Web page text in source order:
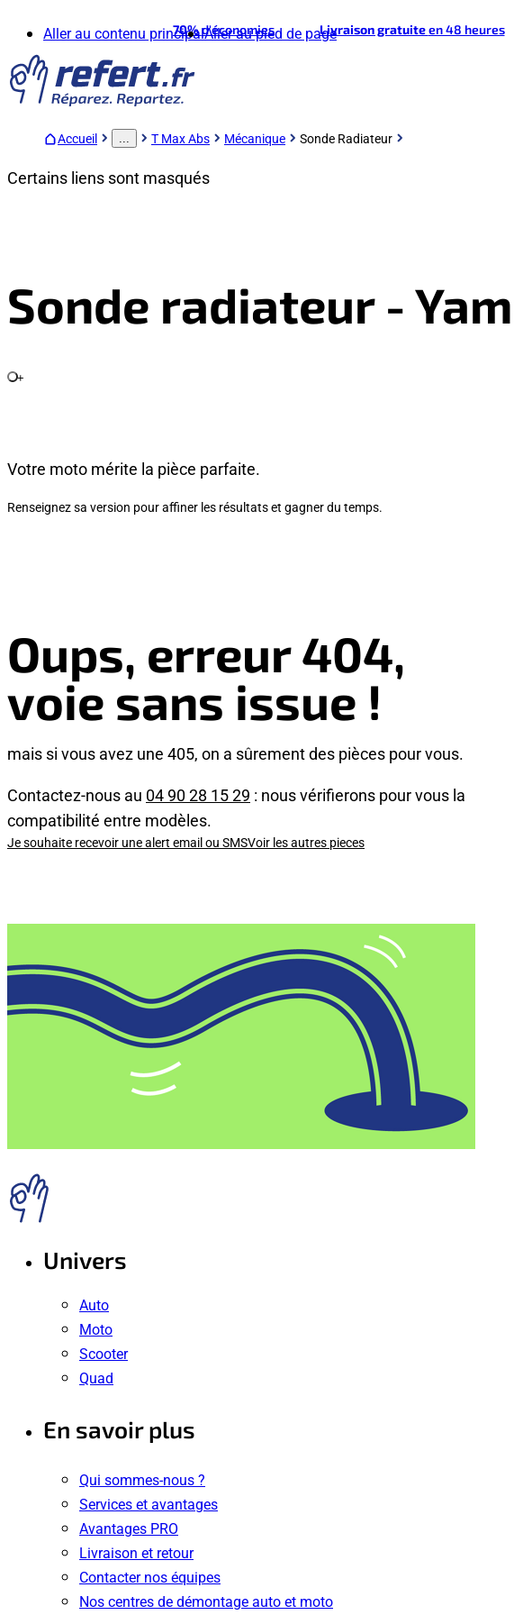
Aller au contenu principalAller au pied de page
70%d'économies Livraison gratuiteen 48 heures
Accueil ... T Max Abs Mécanique Sonde Radiateur
Certains liens sont masqués
Sonde radiateur -
+
Votre moto mérite la pièce parfaite.
Renseignez sa version pour affiner les résultats et gagner du temps.
Oups, erreur 404,
voie sans issue !
mais si vous avez une 405, on a sûrement des pièces pour vous.
Contactez-nous au 04 90 28 15 29 : nous vérifierons pour vous la
compatibilité entre modèles.
Je souhaite recevoir une alert email ou SMSVoir les autres pieces
Univers
Auto
Moto
Scooter
Quad
En savoir plus
Qui sommes-nous ?
Services et avantages
Avantages PRO
Livraison et retour
Contacter nos équipes
Nos centres de démontage auto et moto